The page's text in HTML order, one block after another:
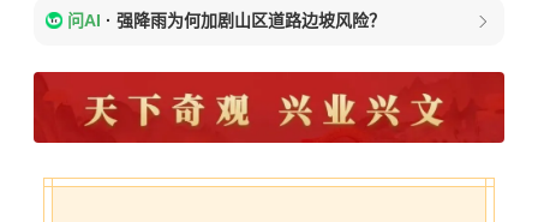
问AI · 强降雨为何加剧山区道路边坡风险？